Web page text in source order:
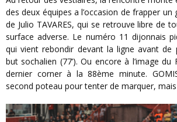
des deux équipes a l’occasion de frapper un
de Julio TAVARES, qui se retrouve libre de
surface adverse. Le numéro 11 dijonnais
qui vient rebondir devant la ligne avant de
but sochalien (77’). Ou encore à l’image du
dernier corner à la 88ème minute.
second poteau pour tenter de marquer,